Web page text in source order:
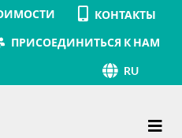
КОНТАКТЫ
ПРИСОЕДИНИТЬСЯ К НАМ
RU